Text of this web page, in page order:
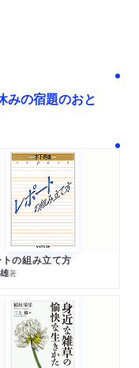
みの宿題のおと
の組み立て方
著